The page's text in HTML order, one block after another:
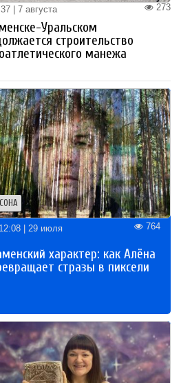
273
| 7 августа
Уральском
строительство
манежа
12:08 | 29 июля 764
характер: как Алёна
стразы в пиксели